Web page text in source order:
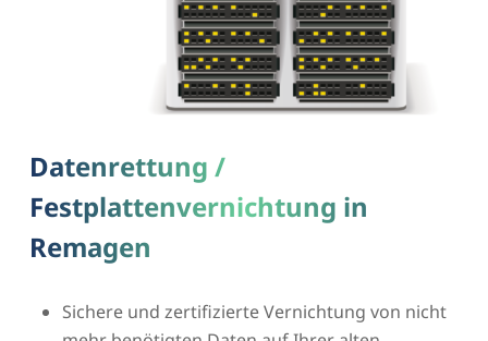
Datenrettung /
Festplattenvernichtung in
Remagen
Sichere und zertifizierte Vernichtung von nicht